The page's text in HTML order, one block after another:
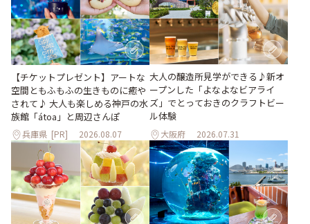
【チケットプレゼント】アートな
空間ともふもふの生きものに癒や
されて♪ 大人も楽しめる神戸の水
族館「átoa」と周辺さんぽ
兵庫県 [PR] 2026.08.07
大人の醸造所見学ができる♪新オ
ープンした「よなよなビアライ
ズ」でとっておきのクラフトビー
ル体験
大阪府 2026.07.31